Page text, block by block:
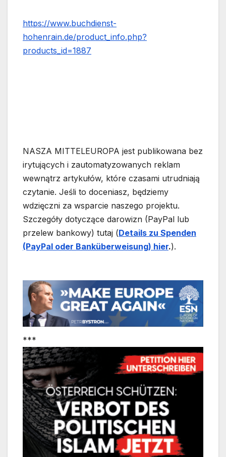
https://www.buchdienst-
hohenrain.de/product_info.php?
products_id=1887
NASZA MITTELEUROPA jest publikowana bez
irytujących i zautomatyzowanych reklam
wewnątrz artykułów, które czasami utrudniają
czytanie. Jeśli to doceniasz, będziemy
wdzięczni za wsparcie naszego projektu.
Szczegóły dotyczące darowizn (PayPal lub
przelew bankowy) tutaj (Details zu Spenden
(PayPal oder Banküberweisung) hier.).
***